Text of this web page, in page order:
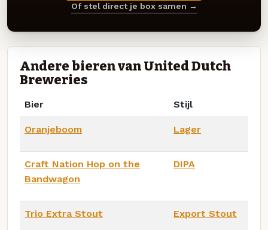
Of stel direct je box samen →
Andere bieren van United Dutch
Breweries
Bier Stijl
Oranjeboom Lager
Craft Nation Hop on the
Bandwagon
DIPA
Trio Extra Stout Export Stout